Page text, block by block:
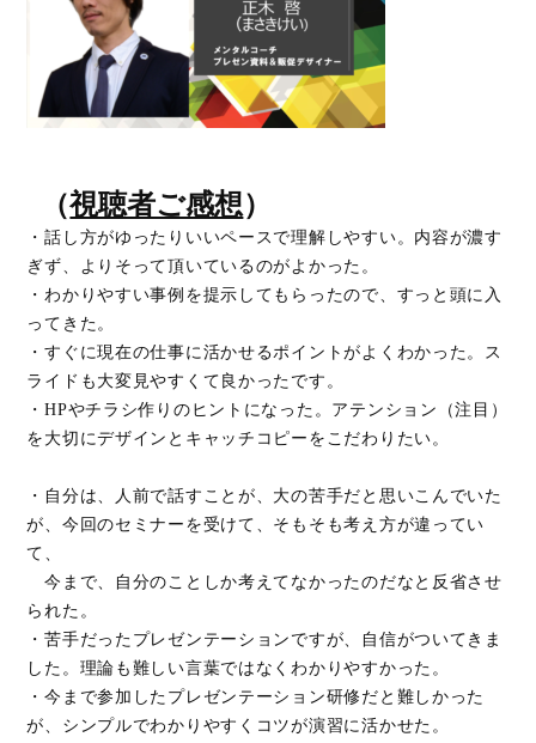
（視聴者ご感想）
・話し方がゆったりいいペースで理解しやすい。内容が濃す
ぎず、よりそって頂いているのがよかった。
・わかりやすい事例を提示してもらったので、すっと頭に入
ってきた。
・すぐに現在の仕事に活かせるポイントがよくわかった。ス
ライドも大変見やすくて良かったです。
・HPやチラシ作りのヒントになった。アテンション（注目）
を大切にデザインとキャッチコピーをこだわりたい。
・自分は、人前で話すことが、大の苦手だと思いこんでいた
が、今回のセミナーを受けて、そもそも考え方が違ってい
て、
今まで、自分のことしか考えてなかったのだなと反省させ
られた。
・苦手だったプレゼンテーションですが、自信がついてきま
した。理論も難しい言葉ではなくわかりやすかった。
・今まで参加したプレゼンテーション研修だと難しかった
が、シンプルでわかりやすくコツが演習に活かせた。